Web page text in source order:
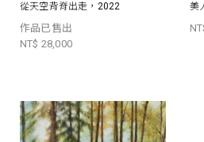
從天空背脊出走，2022
作品已售出
NT$ 28,000
美